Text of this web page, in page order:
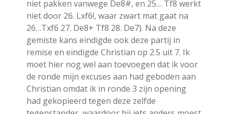
niet pakken vanwege De8#, en 25… Tf8 werkt
niet door 26. Lxf6!, waar zwart mat gaat na
26…Txf6 27. De8+ Tf8 28. De7). Na deze
gemiste kans eindigde ook deze partij in
remise en eindigde Christian op 2.5 uit 7. Ik
moet hier nog wel aan toevoegen dat ik voor
de ronde mijn excuses aan had geboden aan
Christian omdat ik in ronde 3 zijn opening
had gekopieerd tegen deze zelfde